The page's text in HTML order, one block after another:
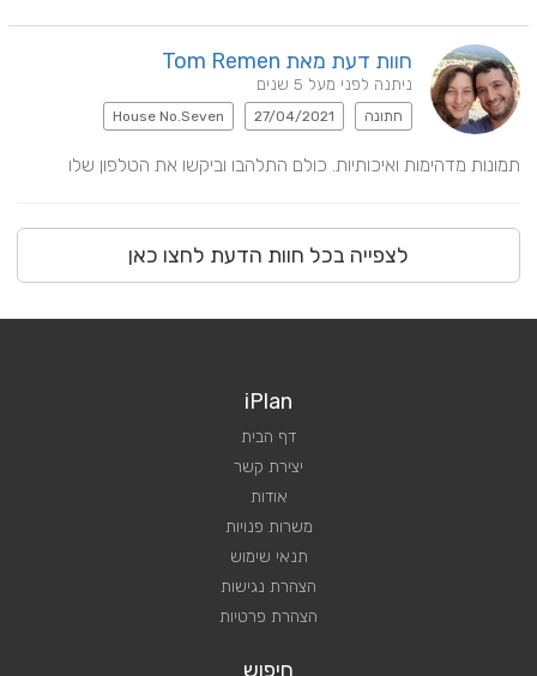
חוות דעת מאת Tom Remen
ניתנה לפני מעל 5 שנים
חתונה 27/04/2021
House No.Seven
תמונות מדהימות ואיכותיות. כולם התלהבו וביקשו את הטלפון שלו
לצפייה בכל חוות הדעת לחצו כאן
iPlan
דף הבית
יצירת קשר
אודות
משרות פנויות
תנאי שימוש
הצהרת נגישות
הצהרת פרטיות
חיפוש